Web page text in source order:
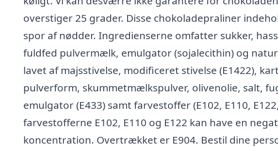
overstiger 25 grader. Disse chokoladepraliner
spor af nødder. Ingredienserne omfatter sukker,
fuldfed pulvermælk, emulgator (sojalecithin) og
lavet af majsstivelse, modificeret stivelse (E1422),
pulverform, skummetmælkspulver, olivenolie, salt,
emulgator (E433) samt farvestoffer (E102, E110,
farvestofferne E102, E110 og E122 kan have en
koncentration. Overtrækket er E904. Bestil dine